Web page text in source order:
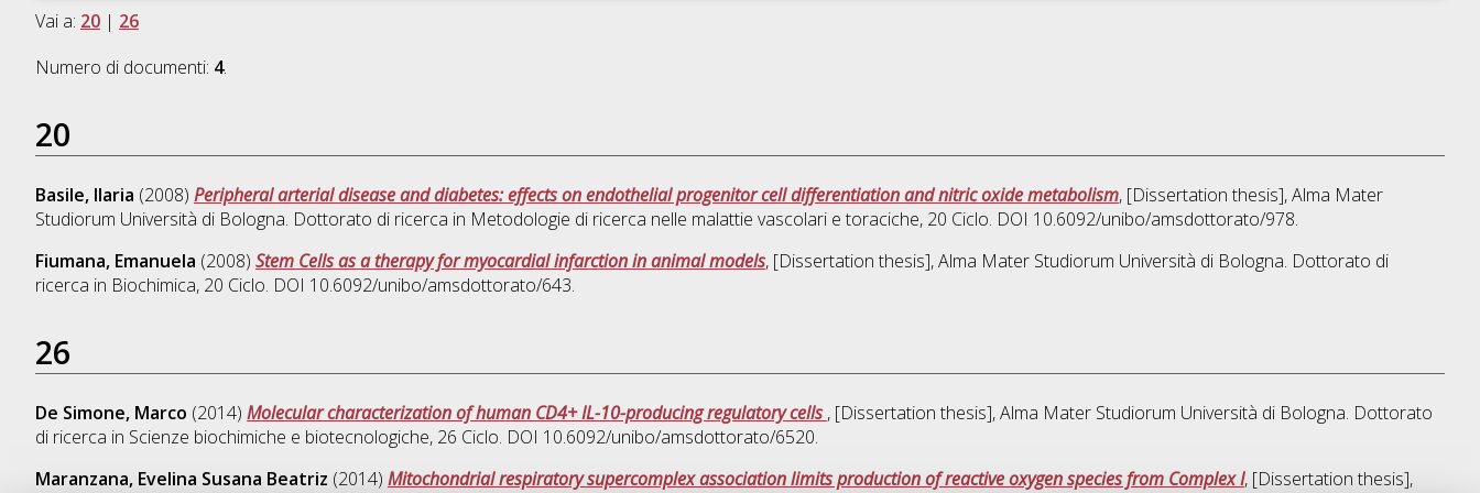
Vai a: 20| 26
Numero di documenti: 4.
20
Basile, Ilaria (2008) Peripheral arterial disease and diabetes: effects on endothelial progenitor cell differentiation and nitric oxide metabolism, [Dissertation thesis], Alma Mater
Studiorum Università di Bologna. Dottorato di ricerca in Metodologie di ricerca nelle malattie vascolari e toraciche, 20 Ciclo. DOI 10.6092/unibo/amsdottorato/978.
Fiumana, Emanuela (2008) Stem Cells as a therapy for myocardial infarction in animal models, [Dissertation thesis], Alma Mater Studiorum Università di Bologna. Dottorato di
ricerca in Biochimica, 20 Ciclo. DOI 10.6092/unibo/amsdottorato/643.
26
De Simone, Marco (2014) Molecular characterization of human CD4+ IL-10-producing regulatory cells , [Dissertation thesis], Alma Mater Studiorum Università di Bologna. Dottorato
di ricerca in Scienze biochimiche e biotecnologiche, 26 Ciclo. DOI 10.6092/unibo/amsdottorato/6520.
Maranzana, Evelina Susana Beatriz (2014) Mitochondrial respiratory supercomplex association limits production of reactive oxygen species from Complex I, [Dissertation thesis],